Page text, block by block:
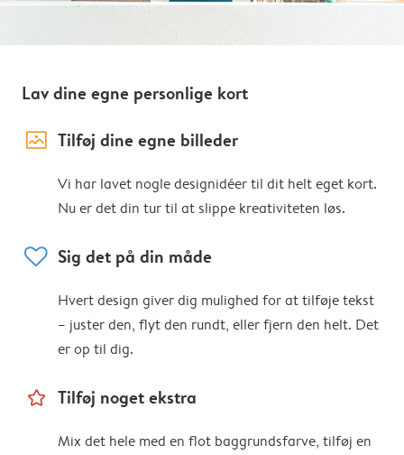
Lav dine egne personlige kort
image_placeholder Tilføj dine egne billeder
Vi har lavet nogle designidéer til dit helt eget kort.
Nu er det din tur til at slippe kreativiteten løs.
heart Sig det på din måde
Hvert design giver dig mulighed for at tilføje tekst
– juster den, flyt den rundt, eller fjern den helt. Det
er op til dig.
star_outline Tilføj noget ekstra
Mix det hele med en flot baggrundsfarve, tilføj en